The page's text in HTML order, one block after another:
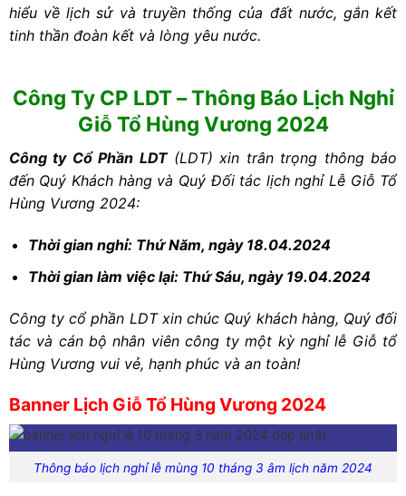
hiểu về lịch sử và truyền thống của đất nước, gắn kết
tinh thần đoàn kết và lòng yêu nước.
Công Ty CP LDT – Thông Báo Lịch Nghỉ
Giỗ Tổ Hùng Vương 2024
Công ty Cổ Phần LDT (LDT) xin trân trọng thông báo
đếnQuý Khách hàng và Quý Đối tác lịch nghỉ Lễ Giỗ Tổ
Hùng Vương 2024:
Thời gian nghỉ: Thứ Năm, ngày 18.04.2024
Thời gian làm việc lại: Thứ Sáu, ngày 19.04.2024
Công ty cổ phần LDT xin chúc Quý khách hàng, Quý đối
tác và cán bộ nhân viên công ty một kỳ nghỉ lễ Giỗ tổ
Hùng Vương vui vẻ, hạnh phúc và an toàn!
Banner Lịch Giỗ Tổ Hùng Vương 2024
Thông báo lịch nghỉ lễ mùng 10 tháng 3 âm lịch năm 2024